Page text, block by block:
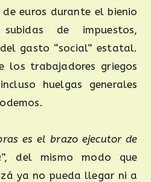
euros durante el bienio
de impuestos,
gasto “social” estatal.
los trabajadores griegos
huelgas generales
es el brazo ejecutor de
”, del mismo modo que
ya no pueda llegar ni a